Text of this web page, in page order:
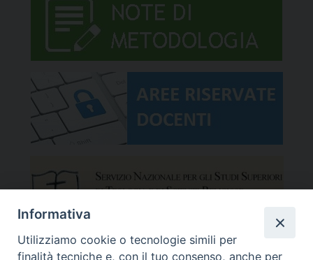
Informativa
Utilizziamo cookie o tecnologie simili per
finalità tecniche e, con il tuo consenso, anche per